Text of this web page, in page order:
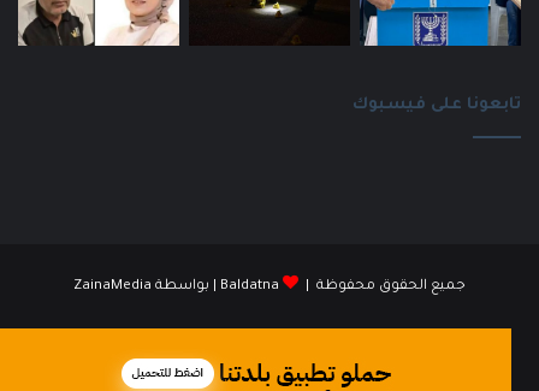
تابعونا على فيسبوك
جميع الحقوق محفوظة | Baldatna | بواسطة ZainaMedia